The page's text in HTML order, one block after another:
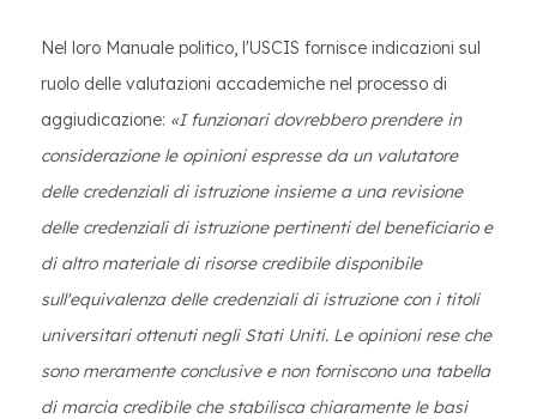
Nel loro Manuale politico, l'USCIS fornisce indicazioni sul
ruolo delle valutazioni accademiche nel processo di
aggiudicazione: «I funzionari dovrebbero prendere in
considerazione le opinioni espresse da un valutatore
delle credenziali di istruzione insieme a una revisione
delle credenziali di istruzione pertinenti del beneficiario e
di altro materiale di risorse credibile disponibile
sull'equivalenza delle credenziali di istruzione con i titoli
universitari ottenuti negli Stati Uniti. Le opinioni rese che
sono meramente conclusive e non forniscono una tabella
di marcia credibile che stabilisca chiaramente le basi